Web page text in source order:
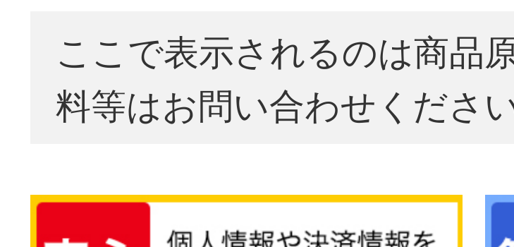
ここで表示されるのは商品
料等はお問い合わせくださ